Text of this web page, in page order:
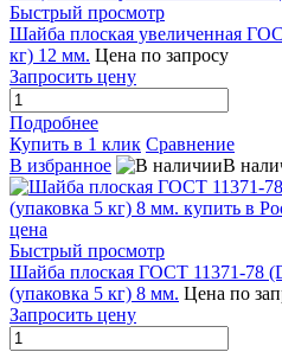
Быстрый просмотр
Шайба плоская увеличенная
кг) 12 мм. Цена по запросу
Запросить цену
Подробнее
Купить в 1 клик Сравнение
В избранное
В
Быстрый просмотр
Шайба плоская ГОСТ 11371-78
(упаковка 5 кг) 8 мм. Цена по
Запросить цену